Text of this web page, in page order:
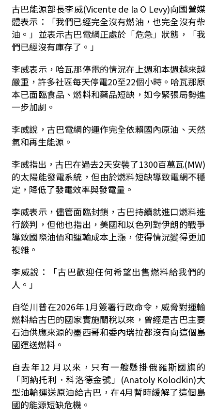
古巴能源部長李威(Vicente de la O Levy)向國營媒
體表示：「我們已經完全沒有燃油，也完全沒有柴
油。」並表示古巴電網正處於「危急」狀態，「我
們已經沒有庫存了。」
李威表示，哈瓦那停電的情況在上週和本週越來越
嚴重，許多社區每天停電20至22個小時。哈瓦那原
本已面臨食品、燃料和藥品短缺，如今緊張局勢進
一步加劇。
李威說，古巴電網的運作完全依賴國內原油、天然
氣和再生能源。
李威指出，古巴在過去2天安裝了1300百萬瓦(MW)
的太陽能發電系統，但由於燃料短缺導致電網不穩
定，降低了發電效率與發電量。
李威表示，儘管面臨封鎖，古巴持續就進口燃料進
行談判，但他也指出，美國和以色列對伊朗的戰爭
導致國際油價和運輸成本上漲，使得情況變得更加
複雜。
李威說：「古巴歡迎任何希望出售燃料給我們的
人。」
自從川普在2026年1月簽署行政命令，威脅對運輸
燃料給古巴的國家實施關稅以來，曾經是古巴主要
石油供應來源的墨西哥和委內瑞拉都沒有向這個島
國運送燃料。
自去年12 月以來，只有一艘懸掛俄羅斯國旗的
「阿納托利．科洛德金號」(Anatoly Kolodkin)大
型油輪運送原油給古巴，在4月暫時緩解了這個島
國的能源短缺危機。